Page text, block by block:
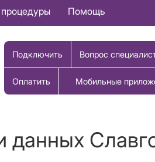
Помощь
Подключить Вопрос
Оплатить Мобильные
данных